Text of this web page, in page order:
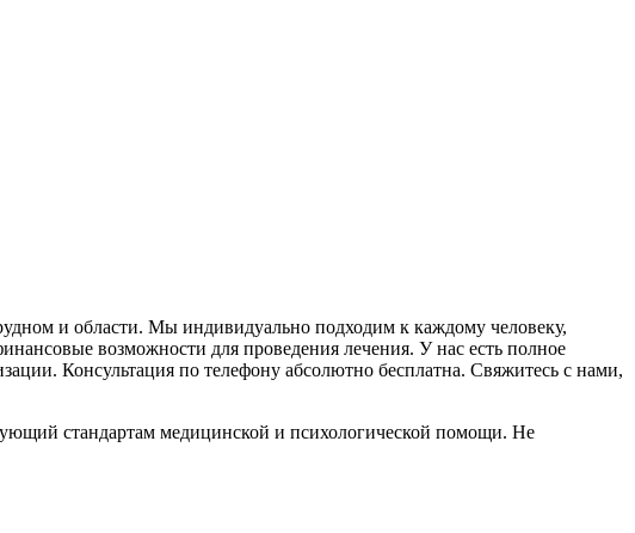
и области. Мы индивидуально подходим к каждому человеку,
возможности для проведения лечения. У нас есть полное
Консультация по телефону абсолютно бесплатна. Свяжитесь с нами,
стандартам медицинской и психологической помощи. Не